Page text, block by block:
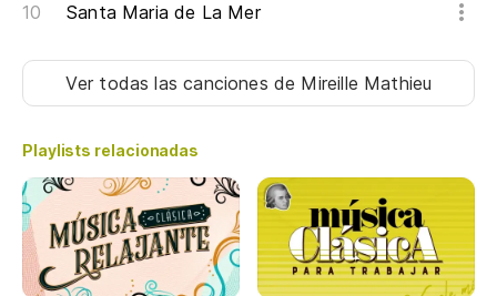
Santa Maria de La Mer
Ver todas las canciones de Mireille Mathieu
Playlists relacionadas